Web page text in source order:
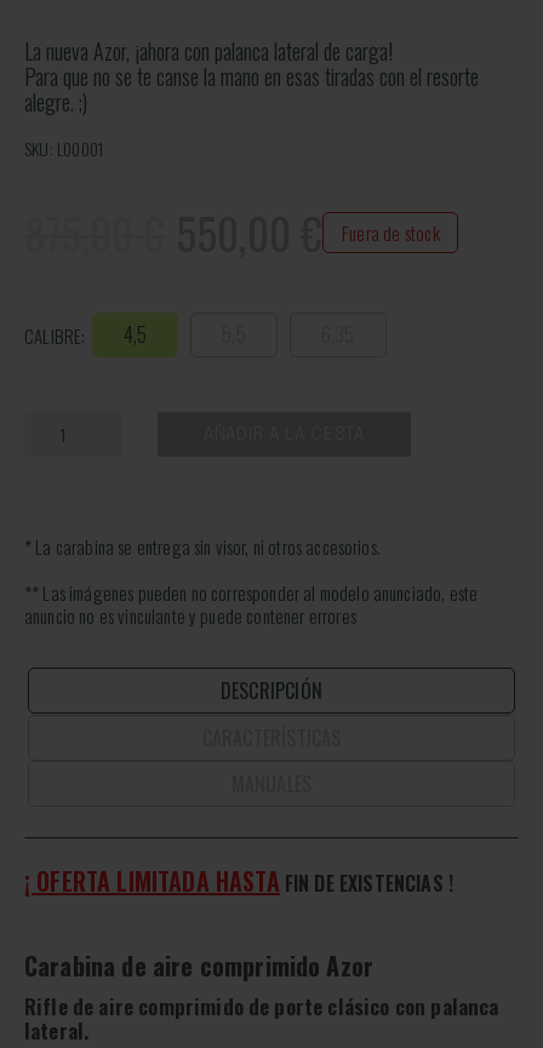
La nueva Azor, ¡ahora con palanca lateral de carga!
Para que no se te canse la mano en esas tiradas con el resorte
alegre. ;)
SKU: L00001
€ Fuera de stock
CALIBRE: 4,5
* La carabina se entrega sin visor, ni otros accesorios.
** Las imágenes pueden no corresponder al modelo anunciado, este
anuncio no es vinculante y puede contener errores
DESCRIPCIÓN
¡ OFERTA LIMITADA HASTA FIN DE EXISTENCIAS !
Carabina de aire comprimido Azor
Rifle de aire comprimido de porte clásico con palanca
lateral.